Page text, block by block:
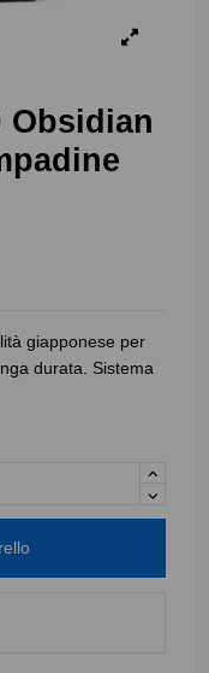
Obsidian
giapponese per
durata. Sistema